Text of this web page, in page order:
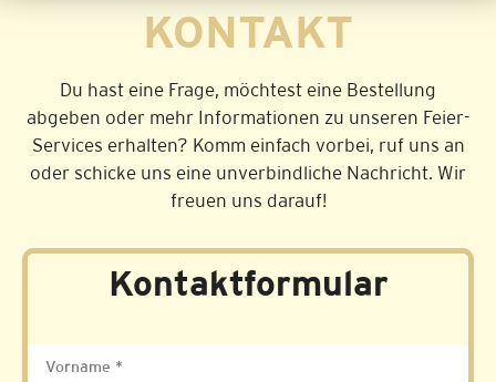
KONTAKT
Du hast eine Frage, möchtest eine Bestellung
abgeben oder mehr Informa­tionen zu unseren Feier-
Services erhalten? Komm einfach vorbei, ruf uns an
oder schicke uns eine unver­bindliche Nachricht. Wir
freuen uns darauf!
Kontaktformular